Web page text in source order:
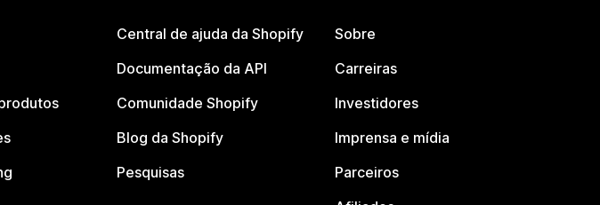
Central de ajuda da Shopify
Documentação da API
Comunidade Shopify
Blog da Shopify
Pesquisas
Sobre
Carreiras
Investidores
Imprensa e mídia
Parceiros